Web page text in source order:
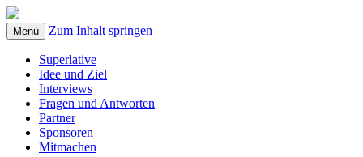
Menü Zum Inhalt springen
Superlative
Idee und Ziel
Interviews
Fragen und Antworten
Partner
Sponsoren
Mitmachen